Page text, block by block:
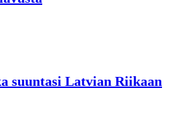
suuntasi Latvian Riikaan